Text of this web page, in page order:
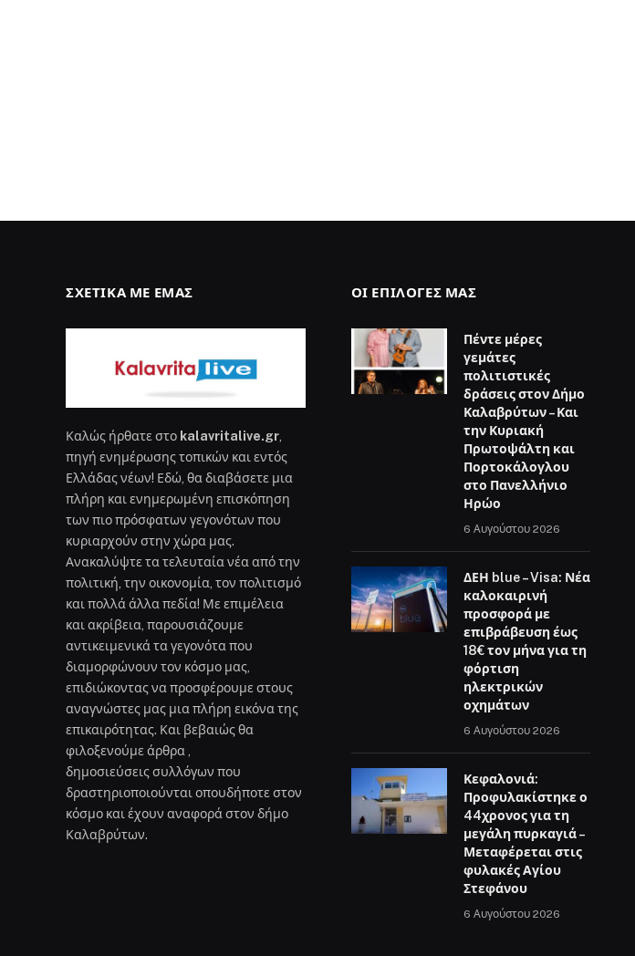
ΣΧΕΤΙΚΆ ΜΕ ΕΜΆΣ
Καλώς ήρθατε στο kalavritalive.gr
πηγή ενημέρωσης τοπικών και εντός
Ελλάδας νέων! Εδώ, θα διαβάσετε μια
πλήρη και ενημερωμένη επισκόπηση
των πιο πρόσφατων γεγονότων που
κυριαρχούν στην χώρα μας.
Ανακαλύψτε τα τελευταία νέα από την
πολιτική, την οικονομία, τον πολιτισμό
και πολλά άλλα πεδία! Με επιμέλεια
και ακρίβεια, παρουσιάζουμε
αντικειμενικά τα γεγονότα που
διαμορφώνουν τον κόσμο μας,
επιδιώκοντας να προσφέρουμε στους
αναγνώστες μας μια πλήρη εικόνα της
επικαιρότητας. Και βεβαιώς θα
φιλοξενούμε άρθρα ,
δημοσιεύσεις συλλόγων που
δραστηριοποιούνται οπουδήποτε στον
κόσμο και έχουν αναφορά στον δήμο
Καλαβρύτων.
ΟΙ ΕΠΙΛΟΓΈΣ ΜΑΣ
Πέντε μέρες
γεμάτες
πολιτιστικές
δράσεις στον Δήμο
Καλαβρύτων – Και
την Κυριακή
Πρωτοψάλτη και
Πορτοκάλογλου
στο Πανελλήνιο
Ηρώο
6 Αυγούστου 2026
ΔΕΗ blue – Visa: Νέα
καλοκαιρινή
προσφορά με
επιβράβευση έως
18€ τον μήνα για τη
φόρτιση
ηλεκτρικών
οχημάτων
6 Αυγούστου 2026
Κεφαλονιά:
Προφυλακίστηκε ο
44χρονος για τη
μεγάλη πυρκαγιά –
Μεταφέρεται στις
φυλακές Αγίου
Στεφάνου
6 Αυγούστου 2026